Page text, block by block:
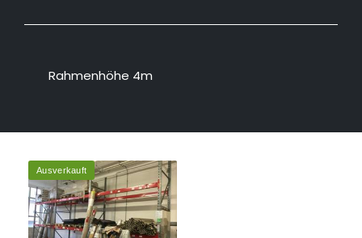
Rahmenhöhe 4m
Ausverkauft